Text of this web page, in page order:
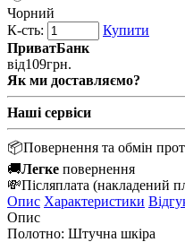
Чорний
К-сть:
Купити
ПриватБанк
від109грн.
Як ми доставляємо?
Наші сервіси
📦Повернення та обмін
🚚Легке повернення
💸Післяплата (накладений
Опис Характеристики
Опис
Полотно: Штучна шкіра